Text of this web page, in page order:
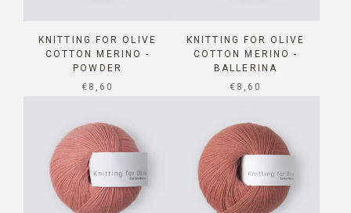
KNITTING FOR OLIVE
COTTON MERINO -
POWDER
SALE PRICE
€8,60
KNITTING FOR OLIVE
COTTON MERINO -
BALLERINA
SALE PRICE
€8,60